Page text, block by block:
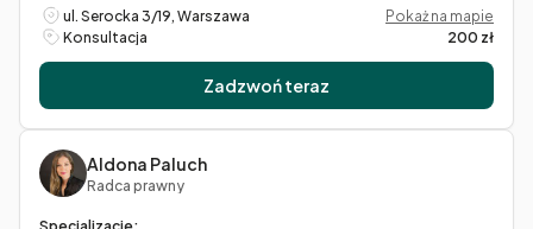
ul. Serocka 3/19, Warszawa
Pokaż na mapie
Konsultacja
200 zł
Zadzwoń teraz
Aldona Paluch
Radca prawny